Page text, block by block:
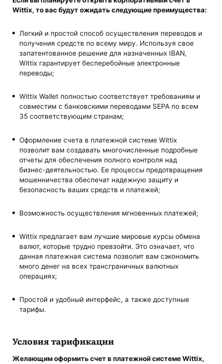
Wittix, то вас будут ожидать следующие преимущества:
Легкий и простой способ осуществления переводов и
получения средств по всему миру. Используя свое
запатентованное решение для назначенных IBAN,
Wittix гарантирует бесперебойные электронные
переводы;
Wittix Wallet полностью соответствует требованиям и
совместим с банковскими переводами SEPA по всем
35 соответствующим странам;
Оформление счета в платежной системе Wittix
позволит вам создавать многочисленные подробные
отчеты для обеспечения полного контроля над
бизнес-деятельностью. Ее процессы предотвращения
мошенничества обеспечат надежную защиту и
безопасность ваших средств и платежей;
Возможность осуществления мгновенных платежей;
Wittix предлагает вам лучшие мировые курсы обмена
валют, которые трудно превзойти. Это означает, что
данная платежная система позволит вам сэкономить
много денег на всех трансграничных валютных
операциях;
Простой и удобный интерфейс, а также доступные
тарифы.
Условия тарификации
Желающим оформить счет в платежной системе Wittix,